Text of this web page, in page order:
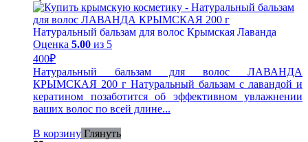
Натуральный бальзам для волос Крымская Лаванда
Оценка 5.00 из 5
400₽
Натуральный бальзам для волос ЛАВАНДА
КРЫМСКАЯ 200 г Натуральный бальзам с лавандой и
кератином позаботится об эффективном увлажнении
ваших волос по всей длине...
В корзину Глянуть